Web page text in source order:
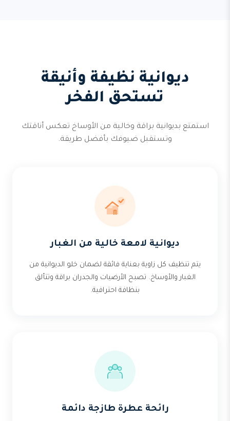
ديوانية نظيفة وأنيقة
تستحق الفخر
استمتع بديوانية براقة وخالية من الأوساخ تعكس أناقتك
وتستقبل ضيوفك بأفضل طريقة.
ديوانية لامعة خالية من الغبار
يتم تنظيف كل زاوية بعناية فائقة لضمان خلو الديوانية من
الغبار والأوساخ. تصبح الأرضيات والجدران براقة وتتألق
بنظافة احترافية.
رائحة عطرة طازجة دائمة